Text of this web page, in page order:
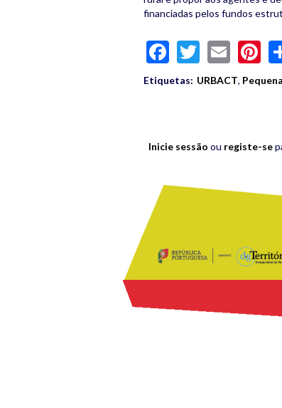
financiadas pelos fundos
Facebook
Twitter
Etiquetas: URBACT,
Inicie sessão ou registe-se